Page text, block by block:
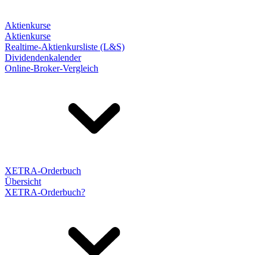
Aktienkurse
Aktienkurse
Realtime-Aktienkursliste (L&S)
Dividendenkalender
Online-Broker-Vergleich
XETRA-Orderbuch
Übersicht
XETRA-Orderbuch?